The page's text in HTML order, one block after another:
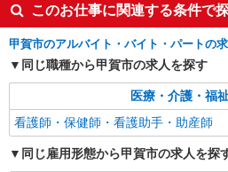
名坂13番地1 アルテ
キープ
SOMPOヘルスサポート株式会社 全支
保健師・管理栄養
報酬：出来高制 報酬額（消費税抜き）： ・事
業所一括面談(対面)
このお仕事に関連する条件で
甲賀市のアルバイト・バイト・パートの
同じ職種から甲賀市の求人を探す
医療・介護・福
看護師・保健師・看護助手・助産師
同じ雇用形態から甲賀市の求人を探